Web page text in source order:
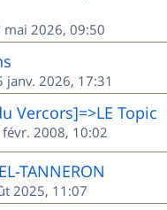
mai 2026, 09:50
janv. 2026, 17:31
Vercors]=>LE Topic
2008, 10:02
TANNERON
2025, 11:07